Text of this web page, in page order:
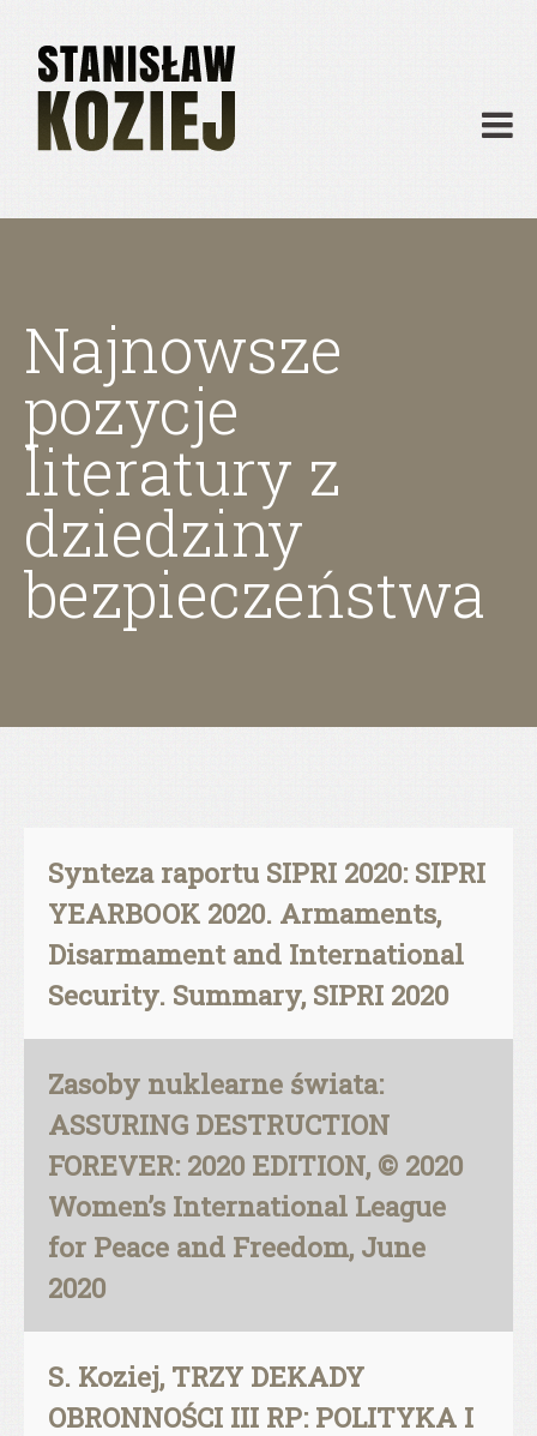
Publikacje
Działalność
Materiały dydaktyczne
Najnowsze
pozycje
literatury z
dziedziny
bezpieczeństwa
Synteza raportu SIPRI 2020: SIPRI
YEARBOOK 2020. Armaments,
Disarmament and International
Security. Summary, SIPRI 2020
Zasoby nuklearne świata:
ASSURING DESTRUCTION
FOREVER: 2020 EDITION, © 2020
Women’s International League
for Peace and Freedom, June
2020
S. Koziej, TRZY DEKADY
OBRONNOŚCI III RP: POLITYKA I